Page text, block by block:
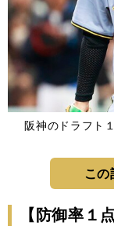
阪神のドラフト
こ
【防御率１